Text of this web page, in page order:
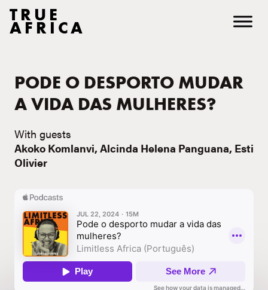
TRUE
AFRICA
PODE O DESPORTO MUDAR
A VIDA DAS MULHERES?
With guests
Akoko Komlanvi, Alcinda Helena Panguana, Esti
Olivier